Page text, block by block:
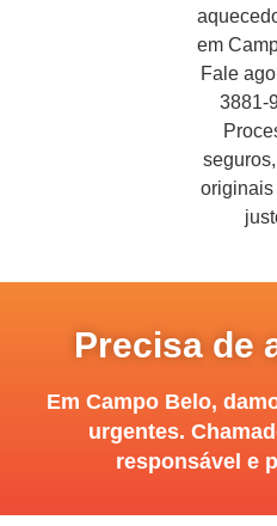
em
Fale
3881-
originais
Precisa de
Em Campo Belo,
urgentes.
responsável e